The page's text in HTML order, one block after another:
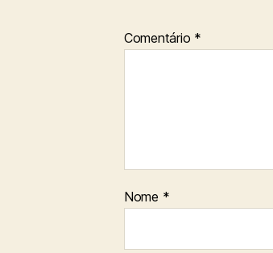
Comentário *
Nome *